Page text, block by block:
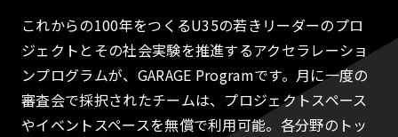
これからの100年をつくるU35の若きリーダーのプロ
ジェクトとその社会実験を推進するアクセラレーショ
ンプログラムが、GARAGE Programです。月に一度の
審査会で採択されたチームは、プロジェクトスペース
やイベントスペースを無償で利用可能。各分野のトッ